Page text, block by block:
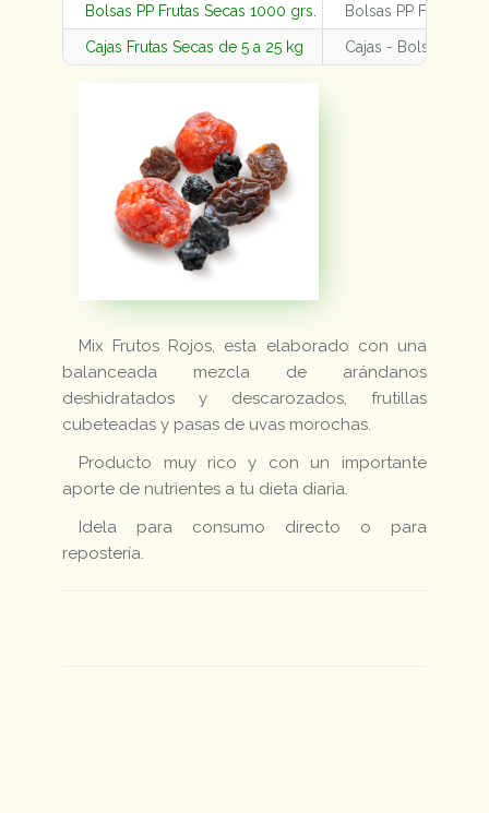
Bolsas PP Frutas Secas 1000 grs. Bolsas PP Frutas
Cajas Frutas Secas de 5 a 25 kg Cajas - Bolsas
Mix Frutos Rojos, esta elaborado con una
balanceada mezcla de arándanos
deshidratados y descarozados, frutillas
cubeteadas y pasas de uvas morochas.
Producto muy rico y con un importante
aporte de nutrientes a tu dieta diaria.
Idela para consumo directo o para
repostería.